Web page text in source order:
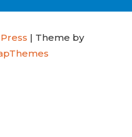
| Theme by